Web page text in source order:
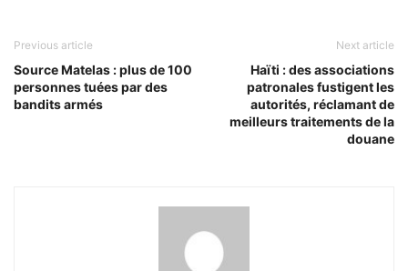
Previous article
Source Matelas : plus de 100
personnes tuées par des
bandits armés
Next article
Haïti : des associations
patronales fustigent les
autorités, réclamant de
meilleurs traitements de la
douane